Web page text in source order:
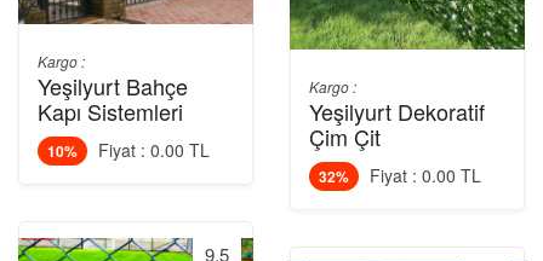
Kargo :
Yeşilyurt Bahçe
Kapı Sistemleri
10% Fiyat : 0.00 TL
9.5
Kargo :
Yeşilyurt Dekoratif
Çim Çit
32% Fiyat : 0.00 TL